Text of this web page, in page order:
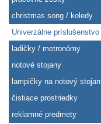
christmas song / koledy
Univerzálne príslušenstvo
ladičky / metronómy
notové stojany
lampičky na notový stojan
čistiace prostriedky
reklamné predmety